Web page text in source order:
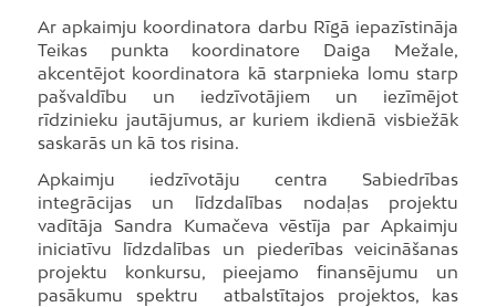
Ar apkaimju koordinatora darbu Rīgā iepazīstināja
Teikas punkta koordinatore Daiga Mežale,
akcentējot koordinatora kā starpnieka lomu starp
pašvaldību un iedzīvotājiem un iezīmējot
rīdzinieku jautājumus, ar kuriem ikdienā visbiežāk
saskarās un kā tos risina.
Apkaimju iedzīvotāju centra Sabiedrības
integrācijas un līdzdalības nodaļas projektu
vadītāja Sandra Kumačeva vēstīja par Apkaimju
iniciatīvu līdzdalības un piederības veicināšanas
projektu konkursu, pieejamo finansējumu un
pasākumu spektru atbalstītajos projektos, kas